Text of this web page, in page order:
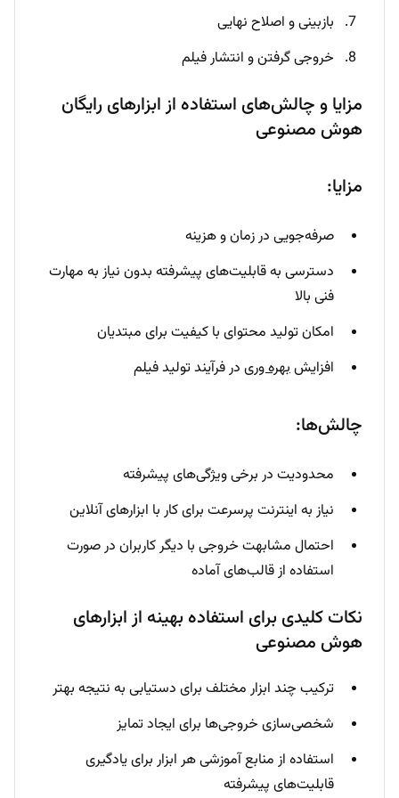
بازبینی و اصلاح نهایی
خروجی گرفتن و انتشار فیلم
مزایا و چالش‌های استفاده از ابزارهای رایگان
هوش مصنوعی
مزایا:
صرفه‌جویی در زمان و هزینه
دسترسی به قابلیت‌های پیشرفته بدون نیاز به مهارت
فنی بالا
امکان تولید محتوای با کیفیت برای مبتدیان
افزایشبهره وری در فرآیند تولید فیلم
چالش‌ها:
محدودیت در برخی ویژگی‌های پیشرفته
نیاز به اینترنت پرسرعت برای کار با ابزارهای آنلاین
احتمال مشابهت خروجی با دیگر کاربران در صورت
استفاده از قالب‌های آماده
نکات کلیدی برای استفاده بهینه از ابزارهای
هوش مصنوعی
ترکیب چند ابزار مختلف برای دستیابی به نتیجه بهتر
شخصی‌سازی خروجی‌ها برای ایجاد تمایز
استفاده از منابع آموزشی هر ابزار برای یادگیری
قابلیت‌های پیشرفته